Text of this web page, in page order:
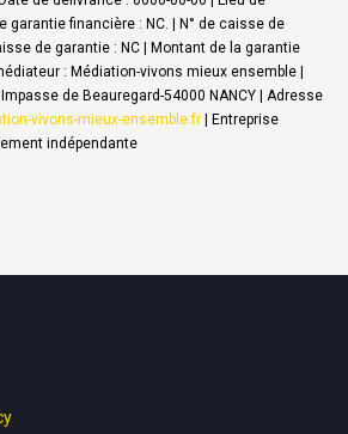
garantie financière : NC. | N° de caisse de
de garantie : NC | Montant de la garantie
: Médiation-vivons mieux ensemble |
de Beauregard-54000 NANCY | Adresse
vivons-mieux-ensemble.fr | Entreprise
indépendante